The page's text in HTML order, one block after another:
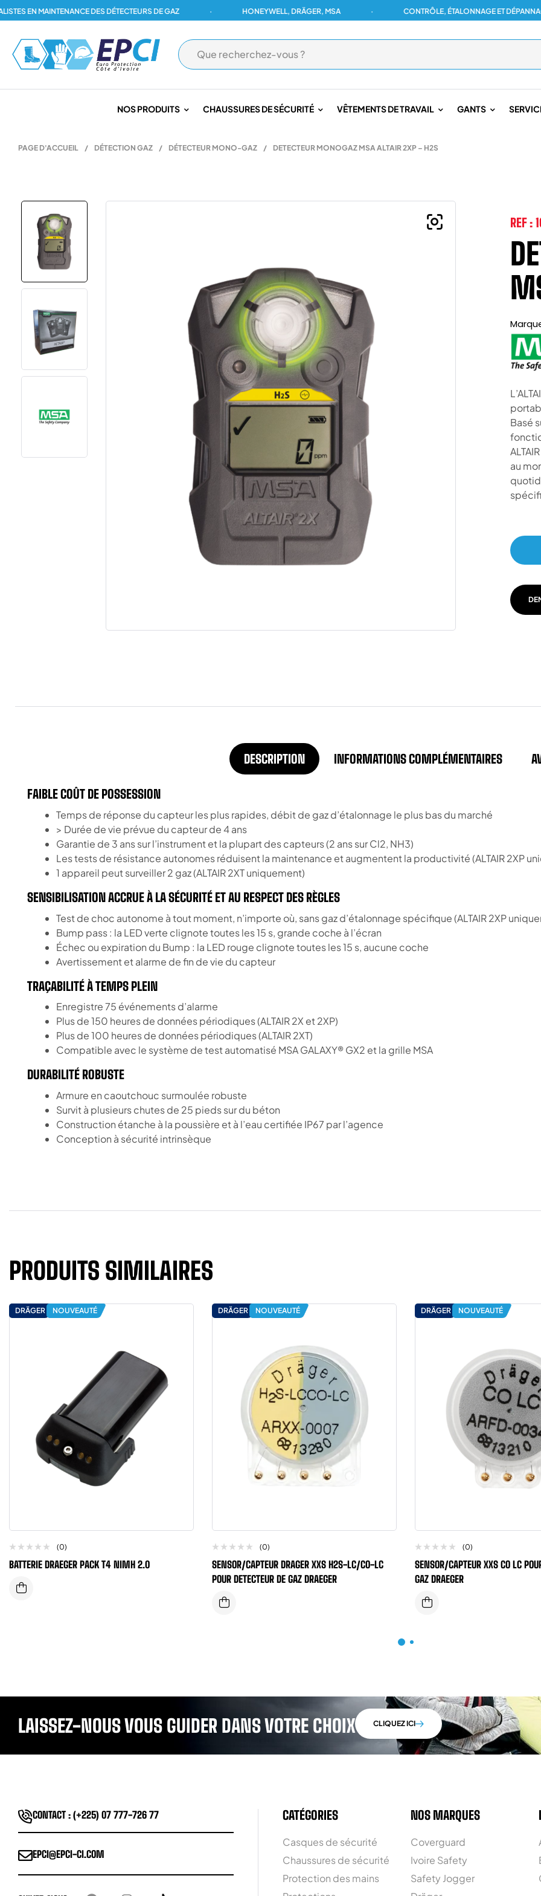
EN MAINTENANCE DES DÉTECTEURS DE GAZ HONEYWELL, DRÄGER, MSA CONTRÔLE, ÉTALONNAGE ET DÉPANNAGE
NOS PRODUITS CHAUSSURES DE SÉCURITÉ VÊTEMENTS DE TRAVAIL GANTS
PAGE D'ACCUEIL / DÉTECTION GAZ / DÉTECTEUR MONO-GAZ / DETECTEUR MONOGAZ MSA ALTAIR 2XP – H2S
REF :
Basé
au
DESCRIPTION INFORMATIONS COMPLÉMENTAIRES
FAIBLE COÛT DE POSSESSION
Temps de réponse du capteur les plus rapides, débit de gaz d’étalonnage le plus bas du marché
> Durée de vie prévue du capteur de 4 ans
Garantie de 3 ans sur l’instrument et la plupart des capteurs (2 ans sur Cl2, NH3)
Les tests de résistance autonomes réduisent la maintenance et augmentent la productivité (ALTAIR 2XP
1 appareil peut surveiller 2 gaz (ALTAIR 2XT uniquement)
SENSIBILISATION ACCRUE À LA SÉCURITÉ ET AU RESPECT DES RÈGLES
Test de choc autonome à tout moment, n’importe où, sans gaz d’étalonnage spécifique (ALTAIR 2XP
Bump pass : la LED verte clignote toutes les 15 s, grande coche à l’écran
Échec ou expiration du Bump : la LED rouge clignote toutes les 15 s, aucune coche
Avertissement et alarme de fin de vie du capteur
TRAÇABILITÉ À TEMPS PLEIN
Enregistre 75 événements d’alarme
Plus de 150 heures de données périodiques (ALTAIR 2X et 2XP)
Plus de 100 heures de données périodiques (ALTAIR 2XT)
Compatible avec le système de test automatisé MSA GALAXY® GX2 et la grille MSA
DURABILITÉ ROBUSTE
Armure en caoutchouc surmoulée robuste
Survit à plusieurs chutes de 25 pieds sur du béton
Construction étanche à la poussière et à l’eau certifiée IP67 par l’agence
Conception à sécurité intrinsèque
PRODUITS SIMILAIRES
DRÄGER NOUVEAUTÉ
(0)
BATTERIE DRAEGER PACK T4 NIMH 2.0
DRÄGER NOUVEAUTÉ
(0)
SENSOR/CAPTEUR DRAGER XXS H2S-LC/CO-LC
POUR DETECTEUR DE GAZ DRAEGER
DRÄGER NOUVEAUTÉ
(0)
SENSOR/CAPTEUR XXS CO LC
GAZ DRAEGER
LAISSEZ-NOUS VOUS GUIDER DANS VOTRE CHOIX CLIQUEZ ICI
CONTACT : (+225) 07 777-726 77
EPCI@EPCI-CI.COM
CATÉGORIES
Casques de sécurité
Chaussures de sécurité
Protection des mains
NOS MARQUES
Coverguard
Ivoire Safety
Safety Jogger